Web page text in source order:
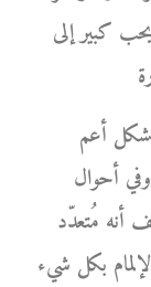
كبير إلى
أعم
أحوال
أنه مُتعدّد
بكل شيء